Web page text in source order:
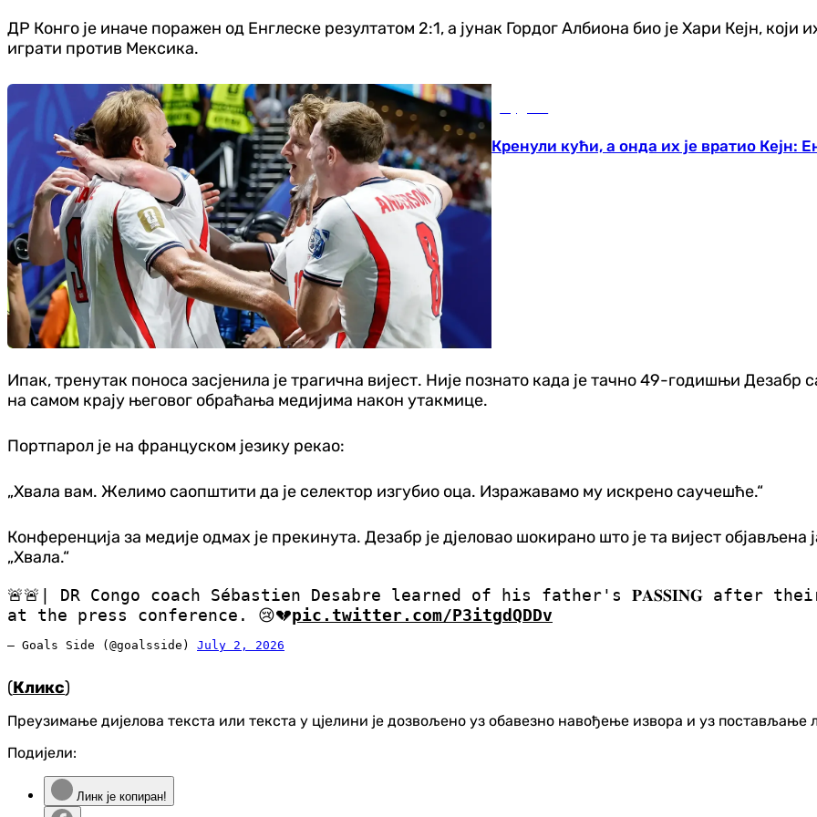
ДР Конго је иначе поражен од Енглеске резултатом 2:1, а јунак Гордог Албиона био је Хари Кејн, који
играти против Мексика.
Кренули кући, а онда их је вратио Кејн:
Ипак, тренутак поноса засјенила је трагична вијест. Није познато када је тачно 49-годишњи Дезабр
на самом крају његовог обраћања медијима након утакмице.
Портпарол је на француском језику рекао:
„Хвала вам. Желимо саопштити да је селектор изгубио оца. Изражавамо му искрено саучешће.“
Конференција за медије одмах је прекинута. Дезабр је дјеловао шокирано што је та вијест објављена
„Хвала.“
🚨🚨| DR Congo coach Sébastien Desabre learned of his father's 𝐏𝐀𝐒𝐒𝐈𝐍𝐆 after
at the press conference. 😢💔pic.twitter.com/P3itgdQDDv
— Goals Side (@goalsside) July 2, 2026
(Кликс)
Преузимање дијелова текста или текста у цјелини је дозвољено уз обавезно навођење извора и уз
Подијели:
Линк је копиран!